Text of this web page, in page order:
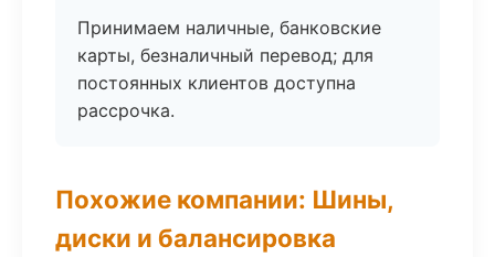
Принимаем наличные, банковские
карты, безналичный перевод; для
постоянных клиентов доступна
рассрочка.
Похожие компании: Шины,
диски и балансировка